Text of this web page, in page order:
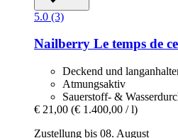
5.0 (3)
Nailberry Le temps de
Deckend und
Atmungsaktiv
Sauerstoff- &
€ 21,00 (€ 1.400,00 / l)
Zustellung bis 08. August